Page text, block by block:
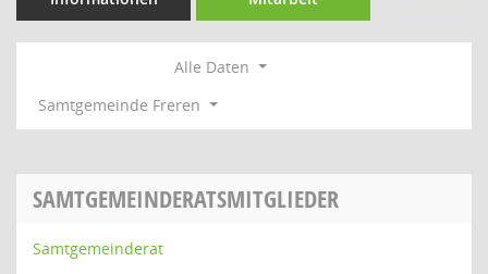
Alle Daten
Samtgemeinde Freren
SAMTGEMEINDERATSMITGLIEDER
Samtgemeinderat